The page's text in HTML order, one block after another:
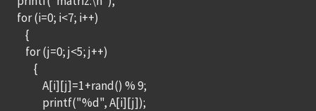
for (i=0; i<7; i++)
{
for (j=0; j<5; j++)
{
A[i][j]=1+rand() % 9;
printf("%d", A[i][j]);